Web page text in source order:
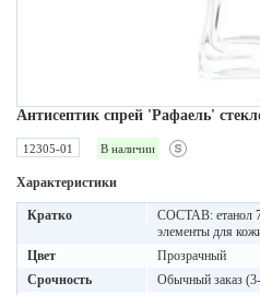
Антисептик спрей 'Рафаель'
12305-01 В наличии
Характеристики
Кратко
СОСТАВ: етанол
элементы для
Цвет
Прозрачный
Срочность
Обычный заказ